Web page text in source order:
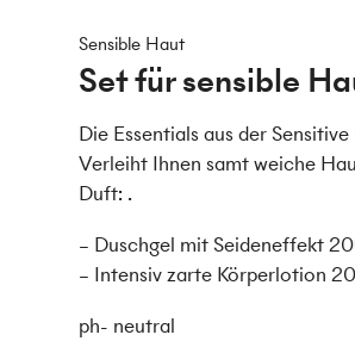
Sensible Haut
Set für sensible
Die Essentials aus der
Verleiht Ihnen samt weiche
Duft: .
– Duschgel mit Seideneffekt
– Intensiv zarte Körperlotion
ph- neutral